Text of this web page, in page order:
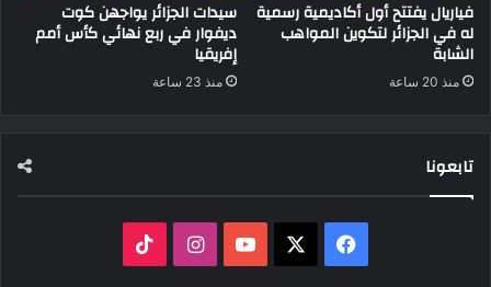
فياريال يفتتح أول أكاديمية رسمية
له في الجزائر لتكوين المواهب
الشابة
منذ 20 ساعة
سيدات الجزائر يواجهن كوت
ديفوار في ربع نهائي كأس أمم
إفريقيا
منذ 23 ساعة
تابعونا
فيسبوك ‫YouTubeانستقرام